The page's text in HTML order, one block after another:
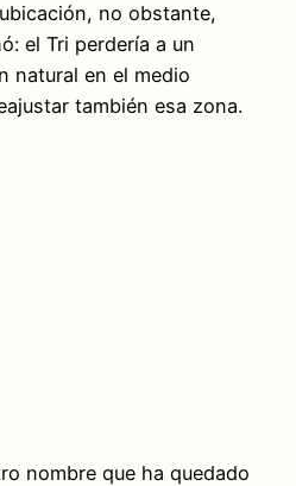
no obstante,
el Tri perdería a un
natural en el medio
también esa zona.
nombre que ha quedado